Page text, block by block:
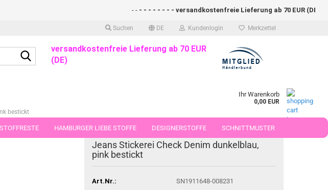
Suchen DE Kundenlogin Merkzettel
- - - - - - - - versandkostenfreie Lieferung ab 70 EUR (DE)-
Suche...versandkostenfreie Lieferung ab 70 EUR
(DE)
Ihr Warenkorb
0,00 EUR
STOFFRESTE HAMBURGER LIEBE STOFFE DESIGNERSTOFFE SCHNITTMUSTER
STOFFE IN STÜCKEN VON 25 UND 50 CM
bestickt
Jeans Stickerei Check Denim dunkelblau,
pink bestickt
Art.Nr.:
SN1911648-008231